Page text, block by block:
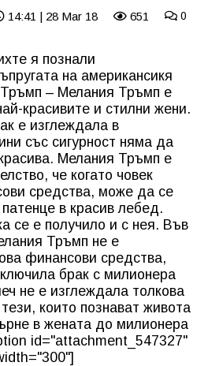
14:41 | 28 Mar 18 651 0
я познали
на американсикя
– Мелания Тръмп е
красивите и стилни жени.
е изглеждала в
със сигурност няма да
Мелания Тръмп е
че когато човек
средства, може да се
в красив лебед.
се е получило и с нея. Във
Тръмп не е
финансови средства,
брак с милионера
не е изглеждала толкова
които познават живота
в жената до милионера
id="attachment_547327"